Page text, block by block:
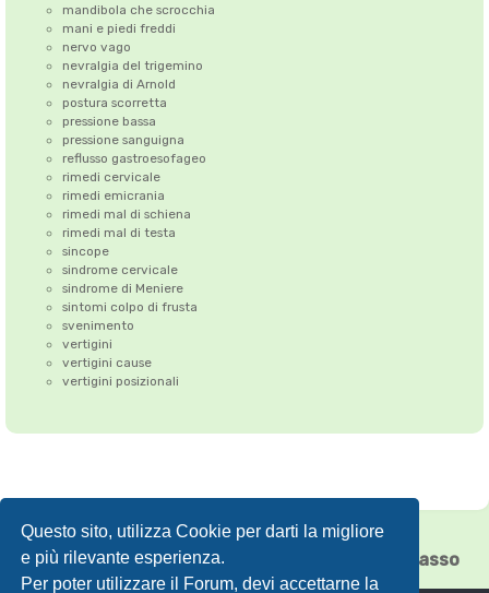
Questo sito, utilizza Cookie per darti la migliore
e più rilevante esperienza.
Per poter utilizzare il Forum, devi accettarne la
mandibola che scrocchia
mani e piedi freddi
nervo vago
nevralgia del trigemino
nevralgia di Arnold
postura scorretta
pressione bassa
pressione sanguigna
reflusso gastroesofageo
rimedi cervicale
rimedi emicrania
rimedi mal di schiena
rimedi mal di testa
sincope
sindrome cervicale
sindrome di Meniere
sintomi colpo di frusta
svenimento
vertigini
vertigini cause
vertigini posizionali
Correzione dell'Atlante• Emicrania
Cefalea tensiva•Vertigini Floating Chiasso